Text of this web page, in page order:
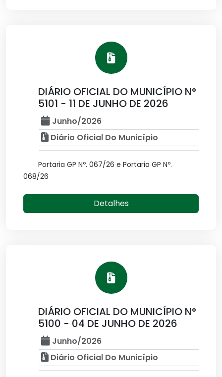
DIÁRIO OFICIAL DO MUNICÍPIO N°
5101 - 11 DE JUNHO DE 2026
Junho/2026
Diário Oficial Do Município
Portaria GP Nº. 067/26 e Portaria GP Nº.
068/26
Detalhes
DIÁRIO OFICIAL DO MUNICÍPIO N°
5100 - 04 DE JUNHO DE 2026
Junho/2026
Diário Oficial Do Município